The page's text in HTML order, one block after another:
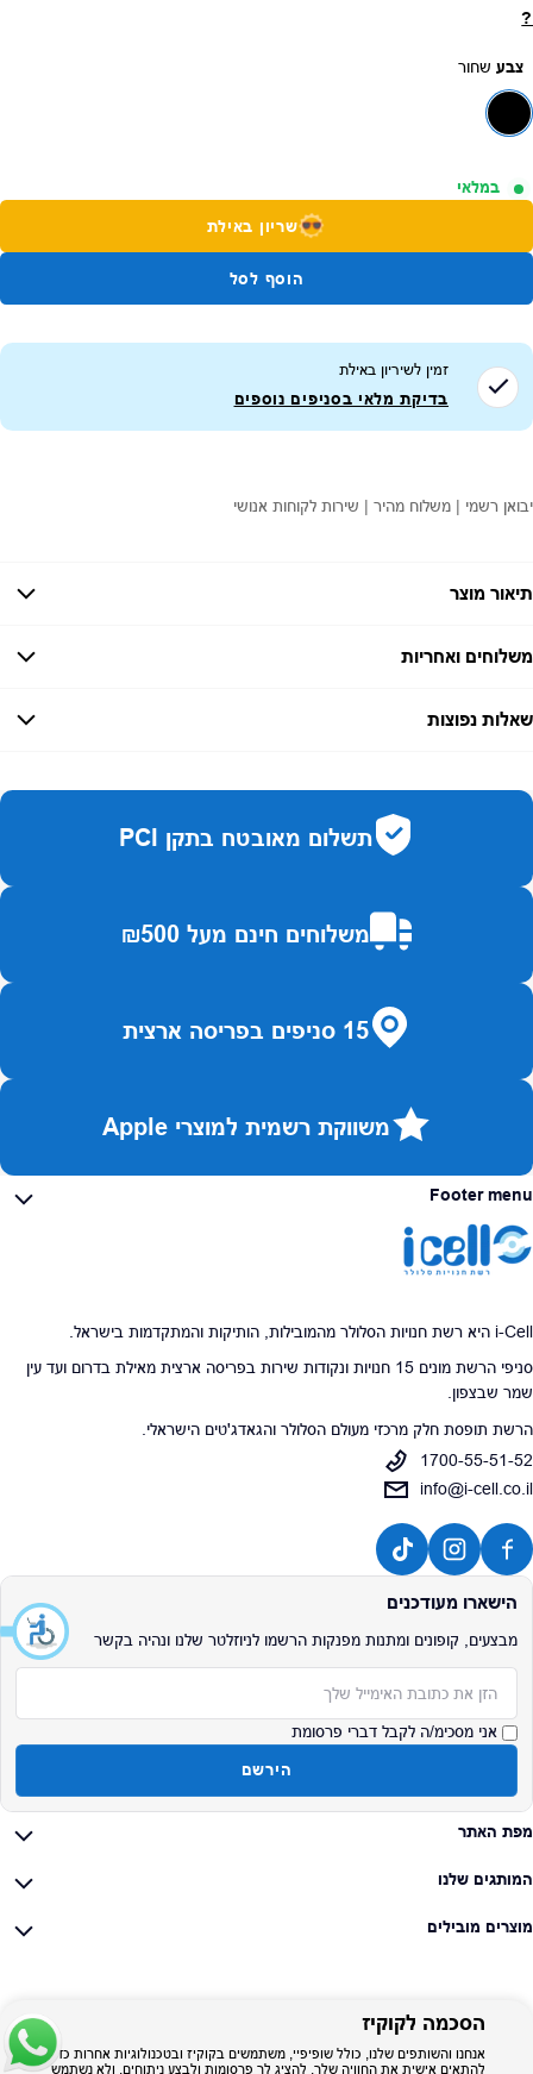
?
צבע שחור
במלאי
שריון באילת
הוסף לסל
זמין לשיריון באילת
בדיקת מלאי בסניפים נוספים
יבואן רשמי | משלוח מהיר | שירות לקוחות אנושי
תיאור מוצר
משלוחים ואחריות
זמן אספקה: עד 7 ימי עסקים
שאלות נפוצות
האם ניתן לחלק תשלומים?
האם ניתן להחזיר מוצר?כן, בהתאם לחוק הגנת הצרכן ובאריזה המקורית
תשלום מאובטח בתקן PCI
משלוחים חינם מעל ₪500
15 סניפים בפריסה ארצית
משווקת רשמית למוצרי Apple
Footer menu
i-Cell היא רשת חנויות הסלולר מהמובילות, הותיקות והמתקדמות בישראל.
סניפי הרשת מונים 15 חנויות ונקודות שירות בפריסה ארצית מאילת בדרום ועד עין
שמר שבצפון.
הרשת תופסת חלק מרכזי מעולם הסלולר והגאדג'טים הישראלי.
1700-55-51-52
info@i-cell.co.il
הישארו מעודכנים
מבצעים, קופונים ומתנות מפנקות הרשמו לניוזלטר שלנו ונהיה בקשר
אני מסכימ/ה לקבל דברי פרסומת
הירשם
מפת האתר
המותגים שלנו
מוצרים מובילים
הסכמה לקוקיז
אנחנו והשותפים שלנו, כולל שופיפיי, משתמשים בקוקיז ובטכנולוגיות אחרות כדי
להתאים אישית את החוויה שלך, להציג לך פרסומות ולבצע ניתוחים, ולא נשתמש